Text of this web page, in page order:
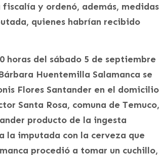
y ordenó, además, medidas
quienes habrían recibido
horas del sábado 5 de septiembre
Huentemilla Salamanca se
Flores Santander en el domicilio
Santa Rosa, comuna de Temuco,
producto de la ingesta
la imputada con la cerveza que
procedió a tomar un cuchillo,